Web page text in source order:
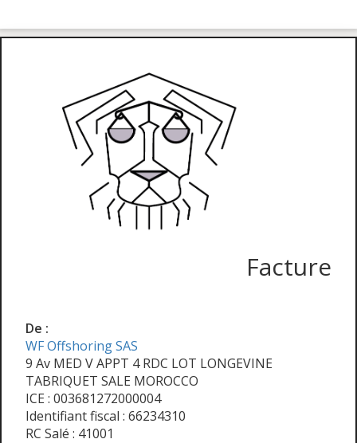
Facture
De :
WF Offshoring SAS
9 Av MED V APPT 4 RDC LOT LONGEVINE
TABRIQUET SALE MOROCCO
ICE : 003681272000004
Identifiant fiscal : 66234310
RC Salé : 41001